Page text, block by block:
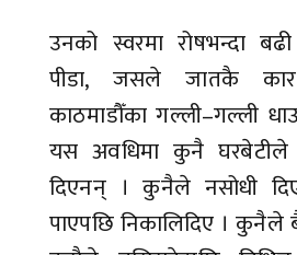
उनको स्वरमा रोषभन्दा
पीडा, जसले जातकै
काठमाडौँका गल्ली–गल्ली
यस अवधिमा कुनै घरबेटीले
दिएनन् । कुनैले नसोधी
पाएपछि निकालिदिए । कुनैले